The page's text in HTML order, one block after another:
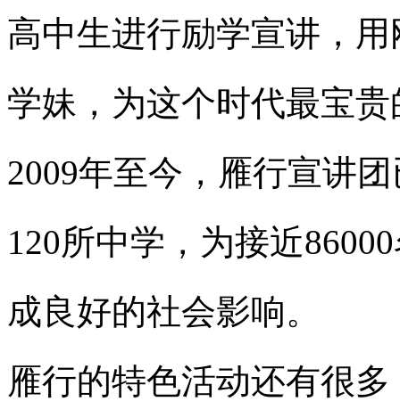
高中生进行励学宣讲，
学妹，为这个时代最宝
2009年至今，雁行宣讲
120所中学，为接近
成良好的社会影响。
雁行的特色活动还有很